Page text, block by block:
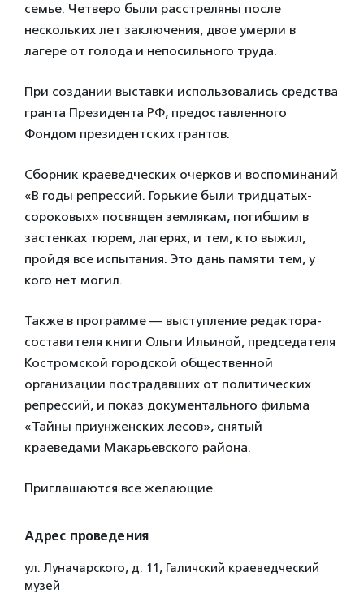
семье. Четверо были расстреляны после
нескольких лет заключения, двое умерли в
лагере от голода и непосильного труда.
При создании выставки использовались средства
гранта Президента РФ, предоставленного
Фондом президентских грантов.
Сборник краеведческих очерков и воспоминаний
«В годы репрессий. Горькие были тридцатых-
сороковых» посвящен землякам, погибшим в
застенках тюрем, лагерях, и тем, кто выжил,
пройдя все испытания. Это дань памяти тем, у
кого нет могил.
Также в программе — выступление редактора-
составителя книги Ольги Ильиной, председателя
Костромской городской общественной
организации пострадавших от политических
репрессий, и показ документального фильма
«Тайны приунженских лесов», снятый
краеведами Макарьевского района.
Приглашаются все желающие.
Адрес проведения
ул. Луначарского, д. 11, Галичский краеведческий
музей